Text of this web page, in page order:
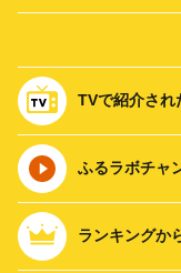
TVで紹介され
ふるラボチャ
ランキングか